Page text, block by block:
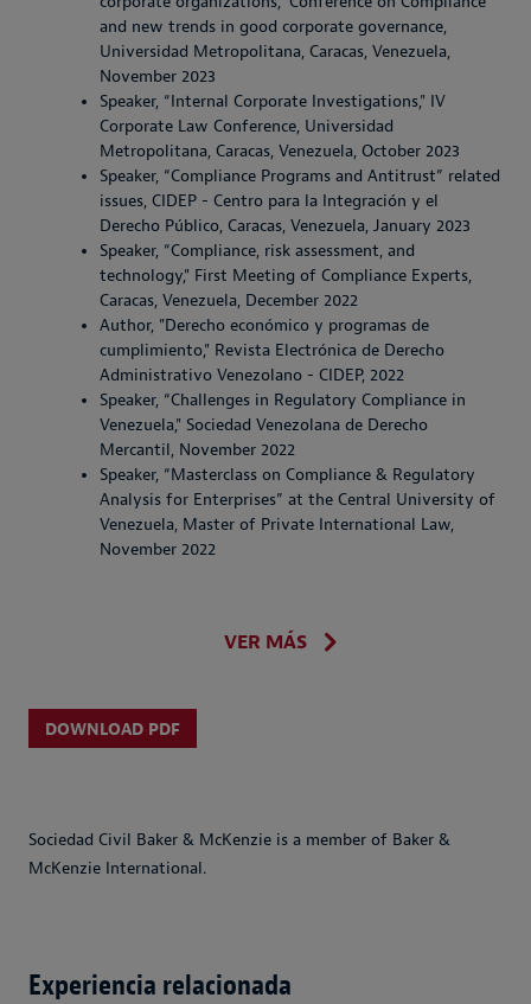
and new trends in good corporate governance,
Universidad Metropolitana, Caracas, Venezuela,
November 2023
Speaker, “Internal Corporate Investigations," IV
Corporate Law Conference, Universidad
Metropolitana, Caracas, Venezuela, October 2023
Speaker, “Compliance Programs and Antitrust” related
issues, CIDEP - Centro para la Integración y el
Derecho Público, Caracas, Venezuela, January 2023
Speaker, “Compliance, risk assessment, and
technology," First Meeting of Compliance Experts,
Caracas, Venezuela, December 2022
Author, "Derecho económico y programas de
cumplimiento," Revista Electrónica de Derecho
Administrativo Venezolano - CIDEP, 2022
Speaker, “Challenges in Regulatory Compliance in
Venezuela," Sociedad Venezolana de Derecho
Mercantil, November 2022
Speaker, “Masterclass on Compliance & Regulatory
Analysis for Enterprises” at the Central University of
Venezuela, Master of Private International Law,
November 2022
VER MÁS
DOWNLOAD PDF
Sociedad Civil Baker & McKenzie is a member of Baker &
McKenzie International.
Experiencia relacionada